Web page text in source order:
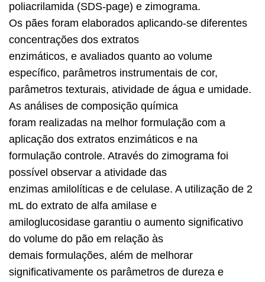
poliacrilamida (SDS-page) e zimograma.
Os pães foram elaborados aplicando-se diferentes
concentrações dos extratos
enzimáticos, e avaliados quanto ao volume
específico, parâmetros instrumentais de cor,
parâmetros texturais, atividade de água e umidade.
As análises de composição química
foram realizadas na melhor formulação com a
aplicação dos extratos enzimáticos e na
formulação controle. Através do zimograma foi
possível observar a atividade das
enzimas amilolíticas e de celulase. A utilização de 2
mL do extrato de alfa amilase e
amiloglucosidase garantiu o aumento significativo
do volume do pão em relação às
demais formulações, além de melhorar
significativamente os parâmetros de dureza e